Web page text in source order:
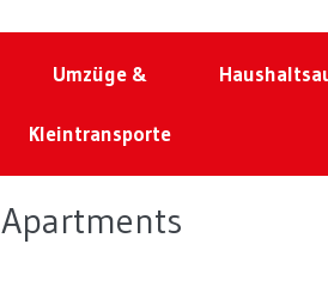
Umzüge &
Kleintransporte
Apartments